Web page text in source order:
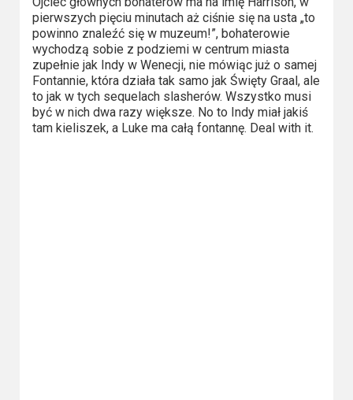
pierwszych pięciu minutach aż ciśnie się na usta „to
powinno znaleźć się w muzeum!”, bohaterowie
wychodzą sobie z podziemi w centrum miasta
zupełnie jak Indy w Wenecji, nie mówiąc już o samej
Fontannie, która działa tak samo jak Święty Graal, ale
to jak w tych sequelach slasherów. Wszystko musi
być w nich dwa razy większe. No to Indy miał jakiś
tam kieliszek, a Luke ma całą fontannę. Deal with it.